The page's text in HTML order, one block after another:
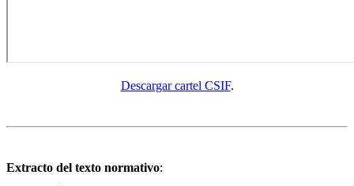
Descargar cartel CSIF.
Extracto del texto normativo: